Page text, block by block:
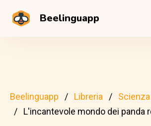
Beelinguapp
Beelinguapp Libreria
L'incantevole mondo dei panda